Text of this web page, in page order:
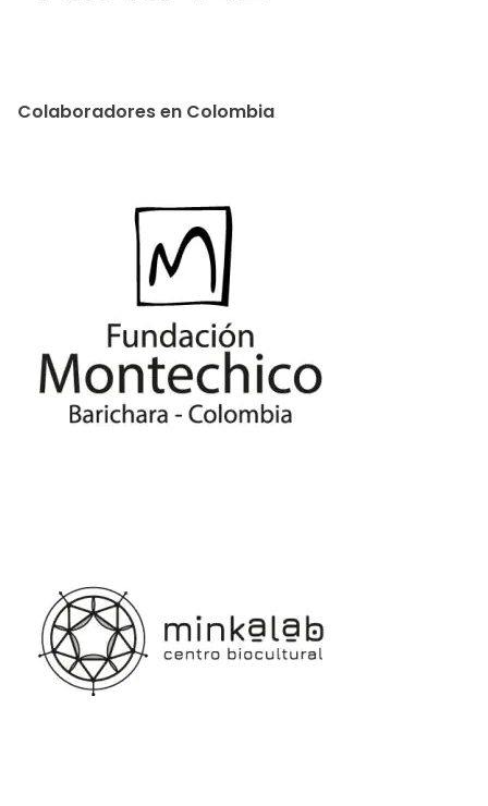
Colaboradores en Colombia